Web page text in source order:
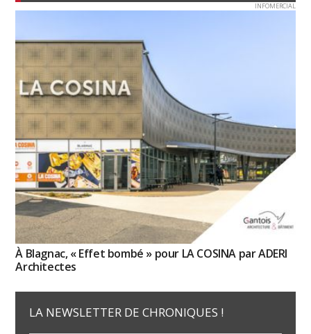
INFOMERCIAL
À Blagnac, « Effet bombé » pour LA COSINA par ADERI
Architectes
LA NEWSLETTER DE CHRONIQUES !